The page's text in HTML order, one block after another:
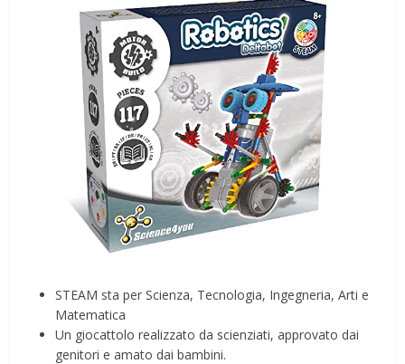
STEAM sta per Scienza, Tecnologia, Ingegneria, Arti e
Matematica
Un giocattolo realizzato da scienziati, approvato dai
genitori e amato dai bambini.